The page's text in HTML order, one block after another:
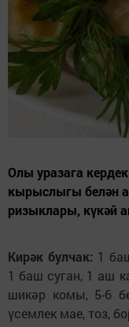
Олы уразага
кырыслыгы белән
ризыклары, күкәй
Кирәк булчак: 1
1 баш суган, 1 аш
шикәр комы, 5-6
үсемлек мае, тоз,